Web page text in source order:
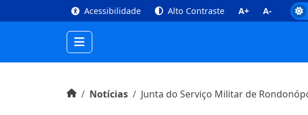
Conteúdo [1] Menu Principal [2] Busca [3]
Acessibilidade Alto Contraste A+ A-
Início do conteúdoInícioNotícias Junta do Serviço Militar de